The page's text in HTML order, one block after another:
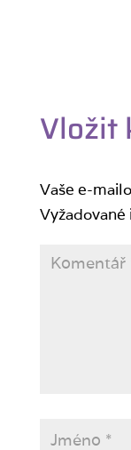
Vložit
Vaše e-
Vyžadované